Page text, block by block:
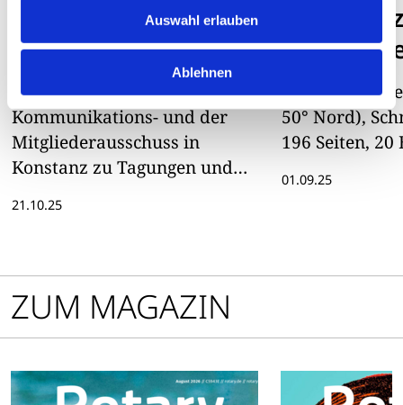
Auswahl erlauben
Ablehnen
Zusammenarbeit
Mitte Oktober trafen sich der
Kommunikations- und der
Mitgliederausschuss in
Konstanz zu Tagungen und
21.10.25
Die
Michael
50° Nord),
196 Seiten, 20
01.09.25
ZUM MAGAZIN